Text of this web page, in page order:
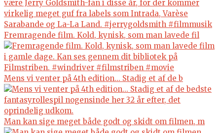
Fremragende film. Kold, kynisk, som man lavede fil
Mens vi venter på 4th edition... Stadig et af de b
Man kan sige meget både godt og skidt om filmen, m